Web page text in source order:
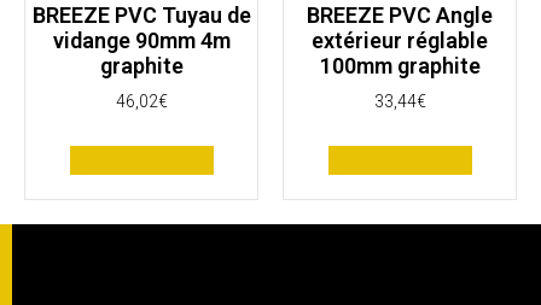
BREEZE PVC Tuyau de
vidange 90mm 4m
graphite
46,02€
BREEZE PVC Angle
extérieur réglable
100mm graphite
33,44€